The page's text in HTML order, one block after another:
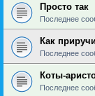
Просто так
Последнее
Как
Последнее
Коты-
Последнее